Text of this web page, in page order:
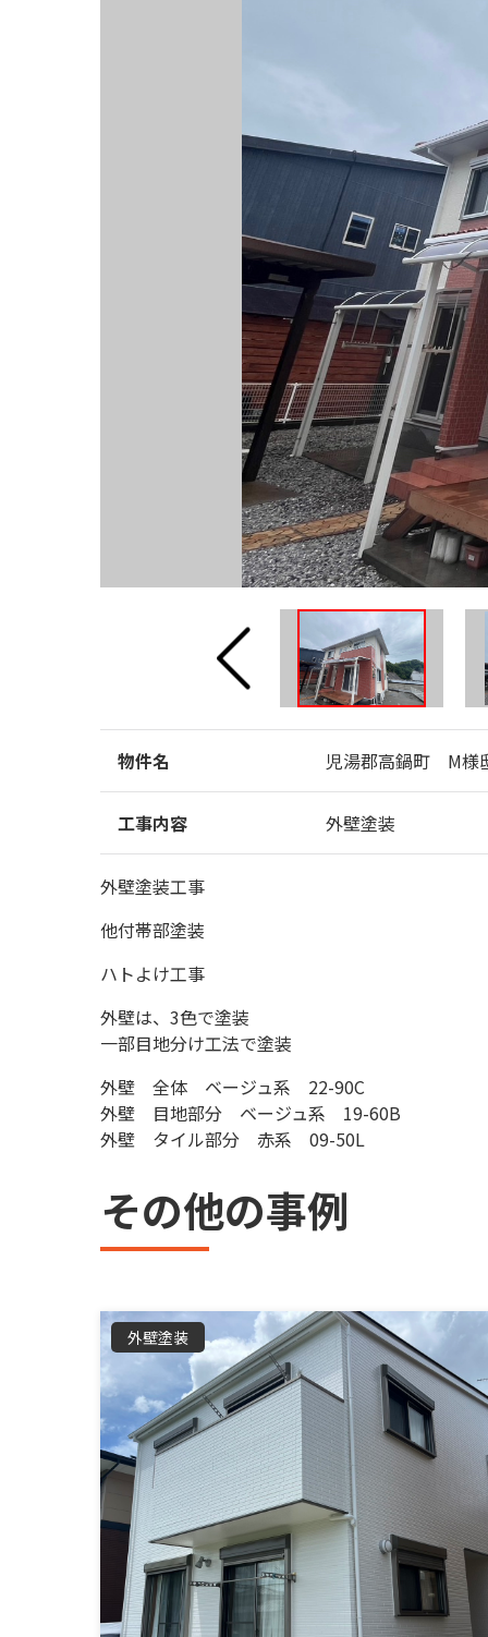
物件名 児湯郡高鍋町 M様
工事内容 外壁塗装
外壁塗装工事
他付帯部塗装
ハトよけ工事
外壁は、3色で塗装
一部目地分け工法で塗装
外壁 全体 ベージュ系 22-90C
外壁 目地部分 ベージュ系 19-60B
外壁 タイル部分 赤系 09-50L
その他の事例
外壁塗装